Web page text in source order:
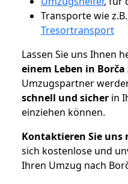
Transporte wie z.B.
Tresortransport
Lassen Sie uns Ihnen
einem Leben in
Umzugspartner
schnell und sicher in
einziehen können.
Kontaktieren Sie uns
sich kostenlose und
Ihren Umzug nach